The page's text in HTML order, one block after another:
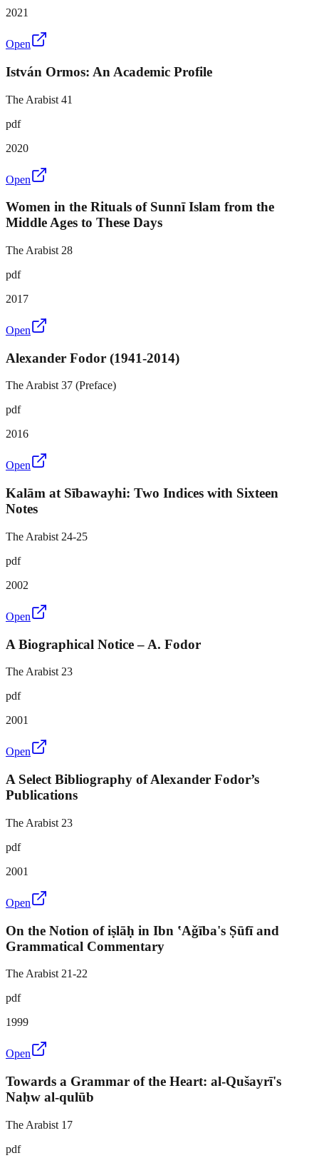
2021
Open
István Ormos: An Academic Profile
The Arabist 41
pdf
2020
Open
Women in the Rituals of Sunnī Islam from the
Middle Ages to These Days
The Arabist 28
pdf
2017
Open
Alexander Fodor (1941-2014)
The Arabist 37 (Preface)
pdf
2016
Open
Kalām at Sībawayhi: Two Indices with Sixteen
Notes
The Arabist 24-25
pdf
2002
Open
A Biographical Notice – A. Fodor
The Arabist 23
pdf
2001
Open
A Select Bibliography of Alexander Fodor’s
Publications
The Arabist 23
pdf
2001
Open
On the Notion of iṣlāḥ in Ibn ʽAǧība's Ṣūfī and
Grammatical Commentary
The Arabist 21-22
pdf
1999
Open
Towards a Grammar of the Heart: al-Qušayrī's
Naḥw al-qulūb
The Arabist 17
pdf